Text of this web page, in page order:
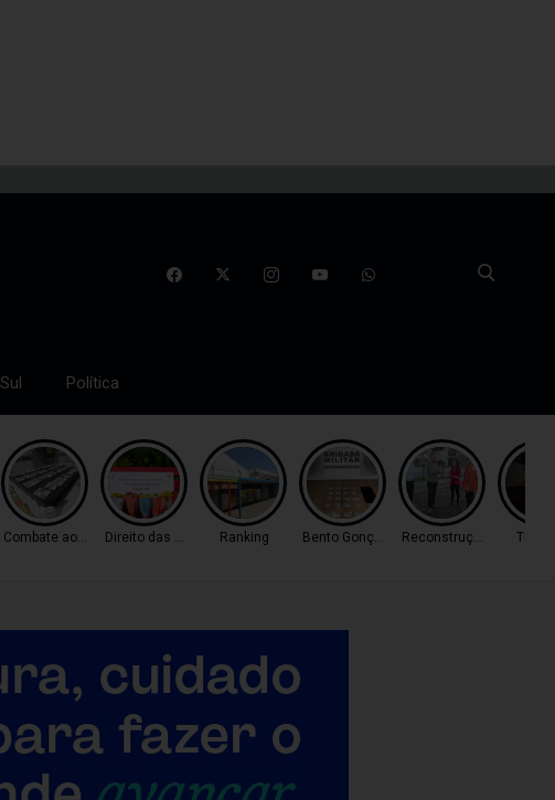
Política
Combate ao TráficoDireito das MulheresRanking Bento GonçalvesReconstrução